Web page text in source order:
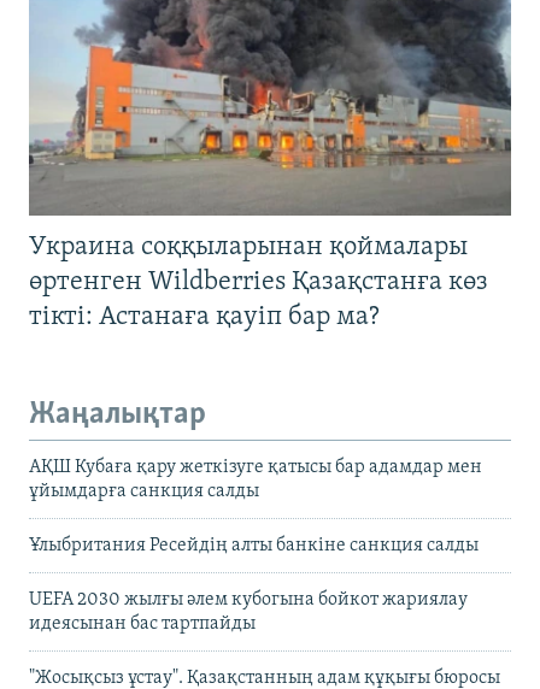
Украина соққыларынан қоймалары
өртенген Wildberries Қазақстанға көз
тікті: Астанаға қауіп бар ма?
Жаңалықтар
АҚШ Кубаға қару жеткізуге қатысы бар адамдар мен
ұйымдарға санкция салды
Ұлыбритания Ресейдің алты банкіне санкция салды
UEFA 2030 жылғы әлем кубогына бойкот жариялау
идеясынан бас тартпайды
"Жосықсыз ұстау". Қазақстанның адам құқығы бюросы